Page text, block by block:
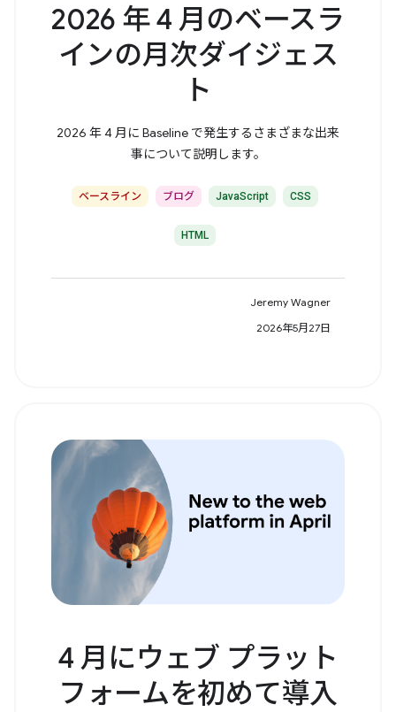
2026 年 4 月のベースラ
インの月次ダイジェス
ト
2026 年 4 月に Baseline で発生するさまざまな出来
事について説明します。
ベースライン ブログ JavaScript CSS
HTML
Jeremy Wagner
2026年5月27日
4 月にウェブ プラット
フォームを初めて導入